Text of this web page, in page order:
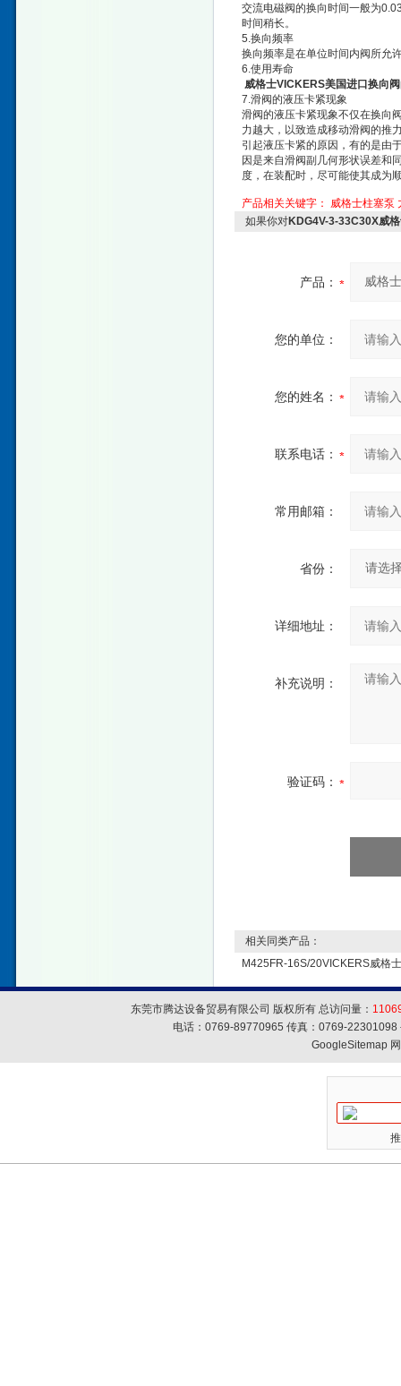
交流电磁阀的换向时间一般为
时间稍长。
5.换向频率
换向频率是在单位时间内阀所允
6.使用寿命
威格士VICKERS美国进口换向阀
7.滑阀的液压卡紧现象
滑阀的液压卡紧现象不仅在换向
力越大，以致造成移动滑阀的推
引起液压卡紧的原因，有的是由
因是来自滑阀副几何形状误差和
度，在装配时，尽可能使其成为
产品相关关键字： 威格士柱塞泵
如果你对KDG4V-3-33C30X威
产品：
您的单位：
您的姓名：
联系电话：
常用邮箱：
省份：
详细地址：
补充说明：
验证码：
相关同类产品：
M425FR-16S/20VICKERS威格
东莞市腾达设备贸易有限公司 版权所有 总访问量：
电话：0769-89770965 传真：0769-
GoogleSitemap网